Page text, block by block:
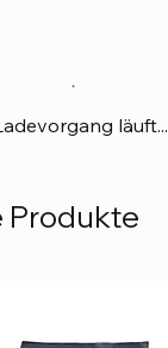
läuft...
Produkte